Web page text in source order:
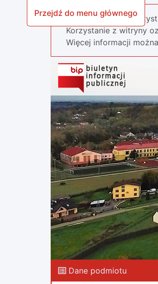
Przejdź do menu głównego
Nasza strona
Korzystanie z witryny
Więcej informacji
Dane podmiotu